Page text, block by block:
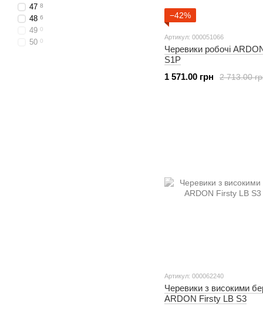
−42%
Артикул: 000051066
Черевики робочі
S1P
2 713.00
1 571.00 грн
Артикул: 000062240
Черевики з високими
ARDON Firsty LB S3
47 8
48 6
49 0
50 0